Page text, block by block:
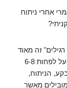
אחרי ניתוח
זה מאוד
יחסי. הרמת משאות כבדים? בדרך כלל מדברים על לפחות 6-8
בסוג הבקע, הניתוח,
מאשר